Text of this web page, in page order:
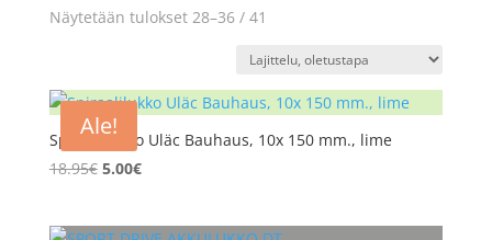
Näytetään tulokset 28–36 / 41
Ale!
Spiraalilukko Uläc Bauhaus, 10x 150 mm., lime
18.95€ Alkuperäinen
5.00€Nykyinen